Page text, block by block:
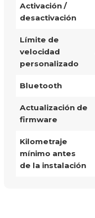
Activación /
desactivación
Límite de
velocidad
personalizado
Bluetooth
Actualización de
firmware
Kilometraje
mínimo antes
de la instalación